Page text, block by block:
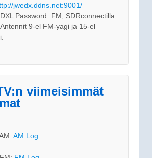
jwedx.ddns.net:9001/
Password: FM, SDRconnectilla
9-el FM-yagi ja 15-el
viimeisimmät
AM Log